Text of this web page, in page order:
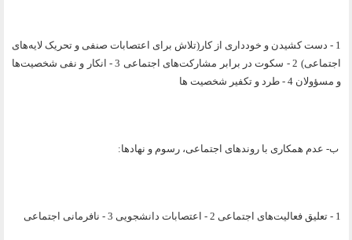
1 - دست کشیدن و خودداری از کار(تلاش برای اعتصابات صنفی و تحریک لایه‌های
اجتماعی) 2 - سکوت در برابر مشارکت‌های اجتماعی 3 - انکار و نفی شخصیت‌ها
و مسؤولان 4 - طرد و تکفیر شخصیت ها
ب- عدم همکاری با روندهای اجتماعی، رسوم و نهادها:
1 - تعلیق فعالیت‌های اجتماعی 2 - اعتصابات دانشجویی 3 - نافرمانی اجتماعی